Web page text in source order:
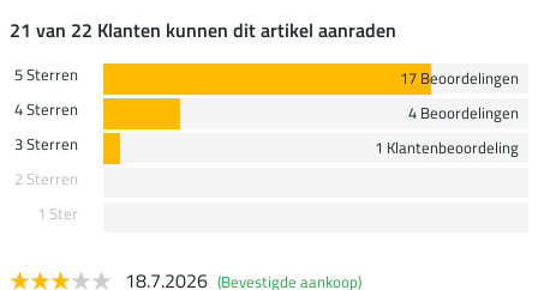
21 van 22 Klanten kunnen dit artikel aanraden
5 Sterren
17 Beoordelingen
4 Sterren
4 Beoordelingen
3 Sterren
1 Klantenbeoordeling
2 Sterren
1 Ster
18.7.2026 (Bevestigde aankoop)